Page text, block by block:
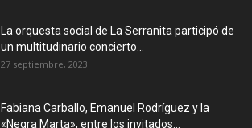
La orquesta social de La Serranita participó de
un multitudinario concierto...
27 septiembre, 2023
Fabiana Carballo, Emanuel Rodríguez y la
«Negra Marta», entre los invitados...